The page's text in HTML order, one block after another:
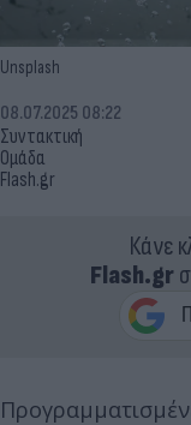
Unsplash
Συντακτική
Ομάδα
Flash.gr
08.07.2025 08:22
Κάνε
Flash.gr